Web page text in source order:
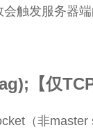
触发服务器端
【仅TCP
（非master